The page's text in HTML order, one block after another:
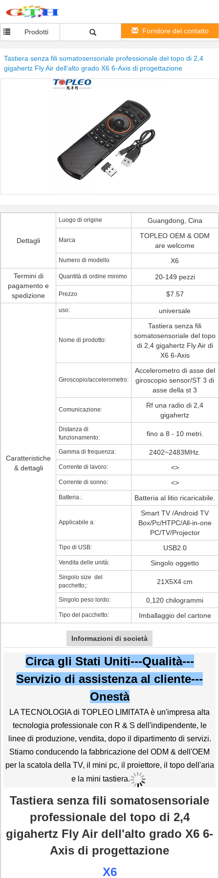
Prodotti Fornitore del contatto
Tastiera senza fili somatosensoriale professionale del topo di 2,4
gigahertz Fly Air dell'alto grado X6 6-Axis di progettazione
Dettagli
Luogo di origine Guangdong, Cina
Marca
TOPLEO OEM & ODM
are welcome
Numero di modello
X6
Termini di
pagamento e
spedizione
Quantità di ordine minimo 20-149 pezzi
Prezzo $7.57
Caratteristiche
& dettagli
uso: universale
Nome di prodotto:
Tastiera senza fili
somatosensoriale del topo
di 2,4 gigahertz Fly Air di
X6 6-Axis
Giroscopio/accelerometro:
Accelerometro di asse del
giroscopio sensor/ST 3 di
asse della st 3
Comunicazione:
Rf una radio di 2,4
gigahertz
Distanza di
funzionamento:
fino a 8 - 10 metri.
Gamma di frequenza: 2402~2483MHz.
Corrente di lavoro: <>
Corrente di sonno: <>
Batteria.: Batteria al litio ricaricabile.
Applicabile a:
Smart TV /Android TV
Box/Pc/HTPC/All-in-one
PC/TV/Projector
Tipo di USB: USB2.0
Vendita delle unità: Singolo oggetto
Singolo size del
pacchetto;:
21X5X4 cm
Singolo peso lordo: 0,120 chilogrammi
Tipo del pacchetto: Imballaggio del cartone
Informazioni di società
Circa gli Stati Uniti---Qualità---
Servizio di assistenza al cliente---
Onestà
LA TECNOLOGIA di TOPLEO LIMITATA è un'impresa alta
tecnologia professionale con R & S dell'indipendente, le
linee di produzione, vendita, dopo il dipartimento di servizi.
Stiamo conducendo la fabbricazione del ODM & dell'OEM
per la scatola della TV, il mini pc, il proiettore, il topo dell'aria
e la mini tastiera.
Tastiera senza fili somatosensoriale
professionale del topo di 2,4
gigahertz Fly Air dell'alto grado X6 6-
Axis di progettazione
X6